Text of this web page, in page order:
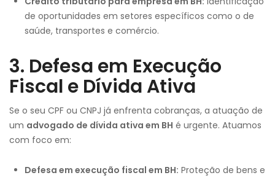
de oportunidades em setores específicos como o de
saúde, transportes e comércio.
3. Defesa em Execução
Fiscal e Dívida Ativa
Se o seu CPF ou CNPJ já enfrenta cobranças, a atuação de
um advogado de dívida ativa em BH é urgente. Atuamos
com foco em:
Defesa em execução fiscal em BH: Proteção de bens e